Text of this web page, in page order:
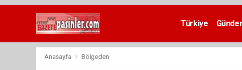
Deneme
Türkiye
Anasayfa Bölgeden